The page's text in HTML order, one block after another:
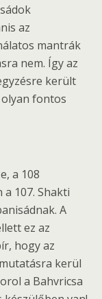
az
mantrák
nem. Így az
került
fontos
a 108
107. Shakti
A
ez az
hogy az
kerül
a Bahvricsa